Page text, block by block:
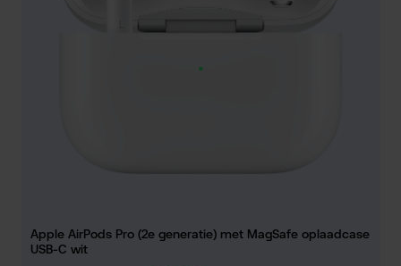
Apple AirPods Pro (2e generatie) met MagSafe oplaadcase
USB-C wit